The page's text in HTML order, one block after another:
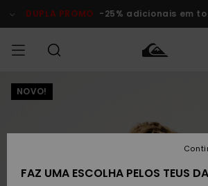
do
DUPLA PROMO -25% adicionais em
HOMEM
MENINO
MULHER
chegados
Crianças
Homem
Artigos
Criança
Devoluções
NOVO!
FAZ UMA ESCOLHA PELOS TEUS